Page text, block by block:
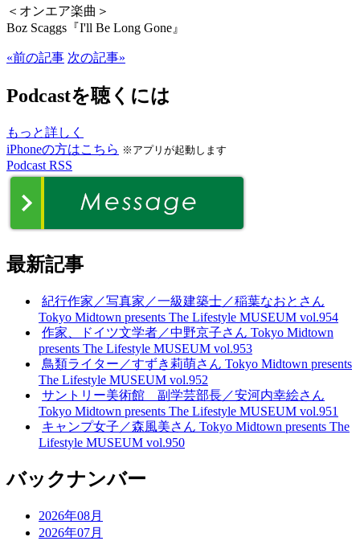
＜オンエア楽曲＞
Boz Scaggs『I'll Be Long Gone』
«前の記事 次の記事»
Podcastを聴くには
もっと詳しく
iPhoneの方はこちら ※アプリが起動します
Podcast RSS
最新記事
紀行作家／写真家／一級建築士／稲葉なおとさん
Tokyo Midtown presents The Lifestyle MUSEUM vol.954
作家、ドイツ文学者／中野京子さん Tokyo Midtown
presents The Lifestyle MUSEUM vol.953
鳥類ライター／すずき莉萌さん Tokyo Midtown presents
The Lifestyle MUSEUM vol.952
サントリー美術館 副学芸部長／安河内幸絵さん
Tokyo Midtown presents The Lifestyle MUSEUM vol.951
キャンプ女子／森風美さん Tokyo Midtown presents The
Lifestyle MUSEUM vol.950
バックナンバー
2026年08月
2026年07月